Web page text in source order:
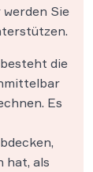
Sie
die
Es
hat, als